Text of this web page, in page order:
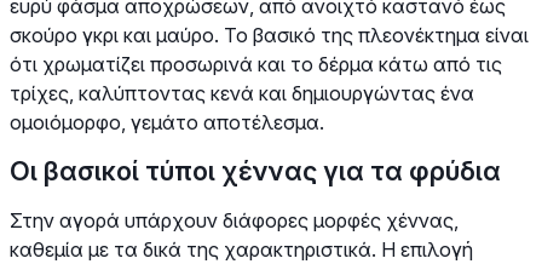
ευρύ φάσμα αποχρώσεων, από ανοιχτό καστανό έως
σκούρο γκρι και μαύρο. Το βασικό της πλεονέκτημα είναι
ότι χρωματίζει προσωρινά και το δέρμα κάτω από τις
τρίχες, καλύπτοντας κενά και δημιουργώντας ένα
ομοιόμορφο, γεμάτο αποτέλεσμα.
Οι βασικοί τύποι χέννας για τα φρύδια
Στην αγορά υπάρχουν διάφορες μορφές χέννας,
καθεμία με τα δικά της χαρακτηριστικά. Η επιλογή